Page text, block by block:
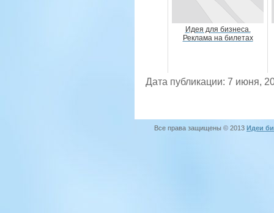
Идея для бизнеса.
Реклама на билетах
Дата публикации: 7 июня,
Все права защищены © 2013 Идеи